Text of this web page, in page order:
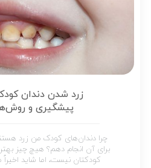
زرد شدن دندان
پیشگیری و
چرا دندان‌های کودک من زرد
برای آن انجام دهم؟ هیچ چیز
کودکتان نیست، اما شاید